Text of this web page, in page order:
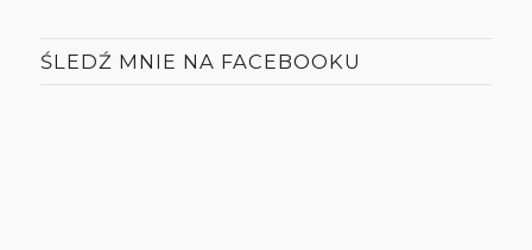
ŚLEDŹ MNIE NA FACEBOOKU